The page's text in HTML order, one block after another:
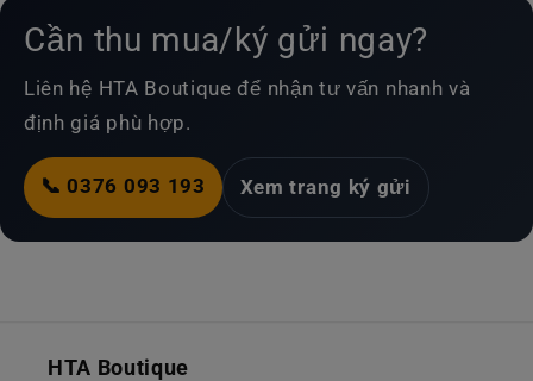
Cần thu mua/ký gửi ngay?
Liên hệ HTA Boutique để nhận tư vấn nhanh và
định giá phù hợp.
📞 0376 093 193 Xem trang ký gửi
HTA Boutique